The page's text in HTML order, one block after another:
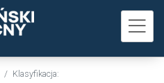
Klasyfikacja: